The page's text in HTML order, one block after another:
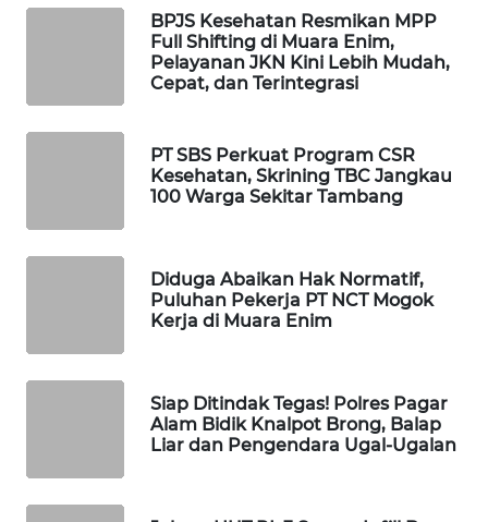
BPJS Kesehatan Resmikan MPP
Full Shifting di Muara Enim,
Pelayanan JKN Kini Lebih Mudah,
Cepat, dan Terintegrasi
PT SBS Perkuat Program CSR
Kesehatan, Skrining TBC Jangkau
100 Warga Sekitar Tambang
Diduga Abaikan Hak Normatif,
Puluhan Pekerja PT NCT Mogok
Kerja di Muara Enim
Siap Ditindak Tegas! Polres Pagar
Alam Bidik Knalpot Brong, Balap
Liar dan Pengendara Ugal-Ugalan
WALINKI
PLN
KOPEKLIN